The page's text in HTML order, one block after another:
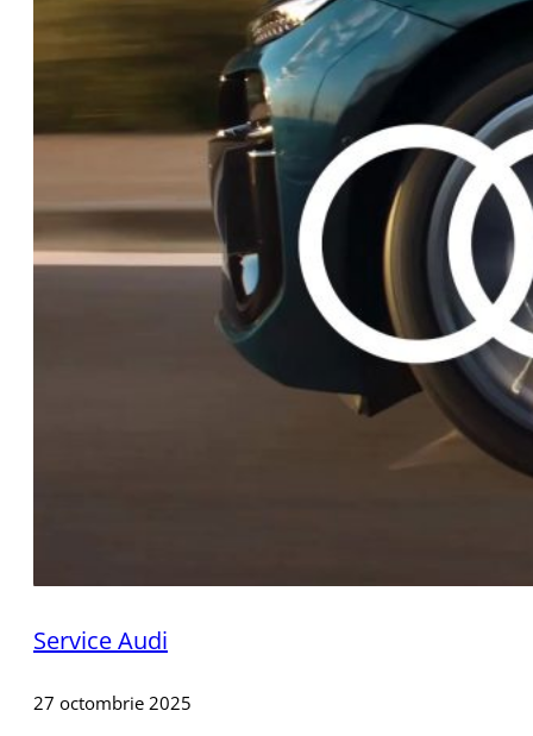
Service Audi
27 octombrie 2025